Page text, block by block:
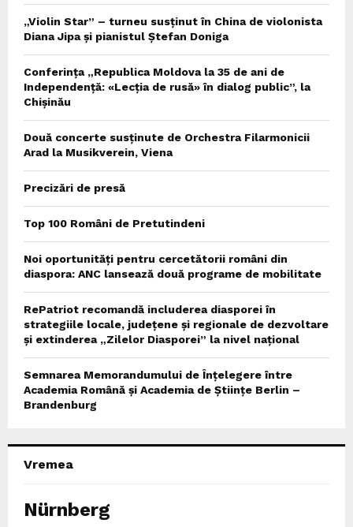
„Violin Star” – turneu susținut în China de violonista
Diana Jipa și pianistul Ștefan Doniga
Conferința „Republica Moldova la 35 de ani de
Independență: «Lecția de rusă» în dialog public”, la
Chișinău
Două concerte susținute de Orchestra Filarmonicii
Arad la Musikverein, Viena
Precizări de presă
Top 100 Români de Pretutindeni
Noi oportunități pentru cercetătorii români din
diaspora: ANC lansează două programe de mobilitate
RePatriot recomandă includerea diasporei în
strategiile locale, județene și regionale de dezvoltare
și extinderea „Zilelor Diasporei” la nivel național
Semnarea Memorandumului de Înțelegere între
Academia Română și Academia de Științe Berlin –
Brandenburg
Vremea
Nürnberg